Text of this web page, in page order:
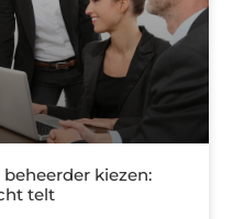
kiezen:
telt